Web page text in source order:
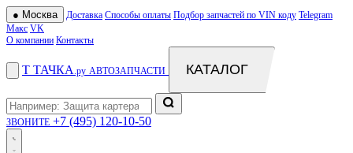
● Москва Доставка Способы оплаты Подбор запчастей по VIN коду Telegram
Макс VK
О компании Контакты
Т ТАЧКА .ру АВТОЗАПЧАСТИ КАТАЛОГ
ЗВОНИТЕ +7 (495) 120-10-50